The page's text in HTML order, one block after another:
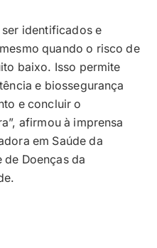
ser identificados e
quando o risco de
baixo. Isso permite
e biossegurança
e concluir o
afirmou à imprensa
em Saúde da
Doenças da